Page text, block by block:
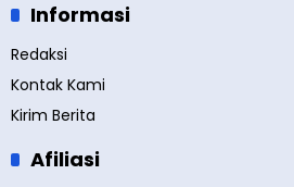
Informasi
Redaksi
Kontak Kami
Kirim Berita
Afiliasi